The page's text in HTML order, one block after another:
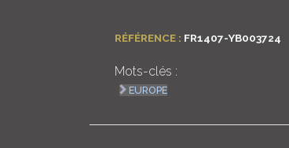
RÉFÉRENCE : FR1407-YB003724
Mots-clés :
EUROPE